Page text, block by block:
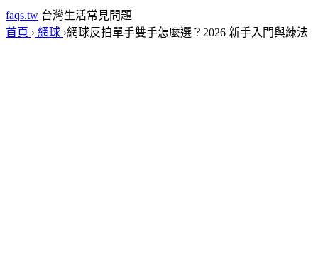
faqs.tw 台灣生活常見問題
首頁 › 網球 ›網球反拍單手雙手怎麼選？2026 新手入門與練法